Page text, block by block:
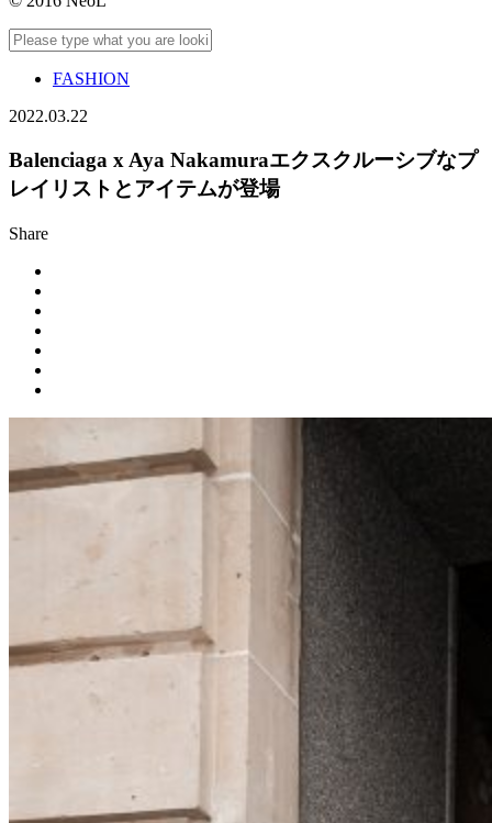
FASHION
2022.03.22
Balenciaga x Aya Nakamuraエクスクルーシブなプ
レイリストとアイテムが登場
Share